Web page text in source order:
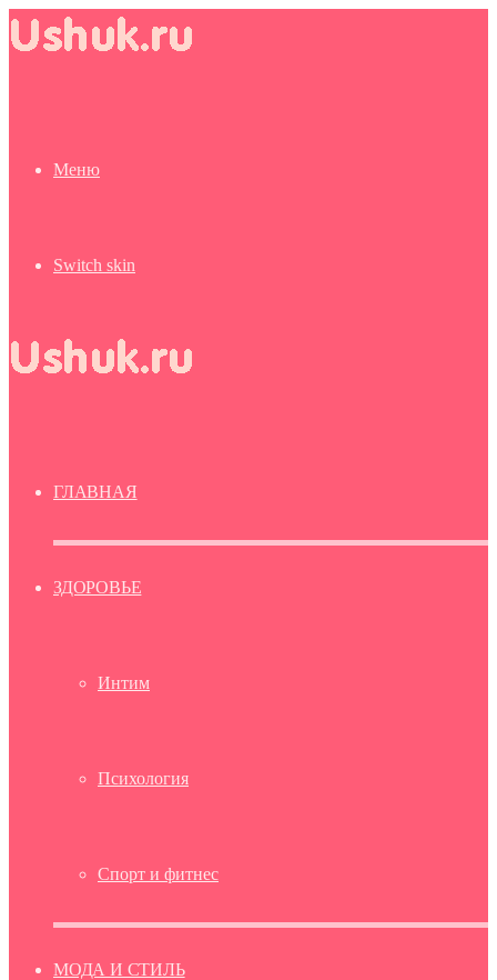
Меню
Switch skin
ГЛАВНАЯ
ЗДОРОВЬЕ
Интим
Психология
Спорт и фитнес
МОДА И СТИЛЬ